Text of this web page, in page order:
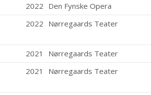
2022 Den Fynske Opera
2022 Nørregaards Teater
2021 Nørregaards Teater
2021 Nørregaards Teater